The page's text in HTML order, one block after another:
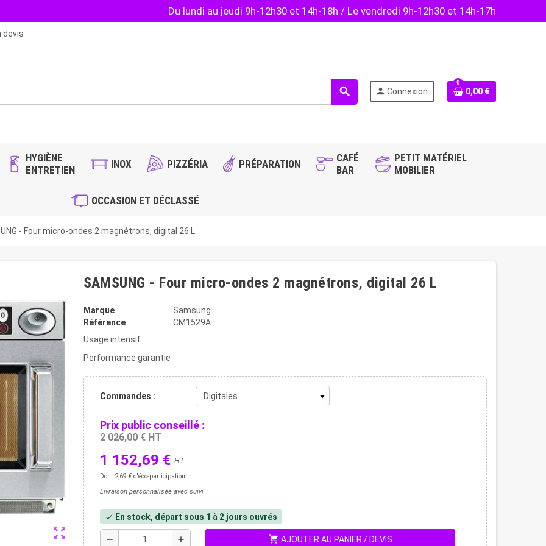
Du lundi au jeudi 9h-12h30 et 14h-18h / Le vendredi 9h-12h30 et 14h-17h
devis
search person Connexion
0
0,00 €
HYGIÈNE
ENTRETIEN
INOX PIZZÉRIA PRÉPARATION
CAFÉ
BAR
PETIT MATÉRIEL
MOBILIER
OCCASION ET DÉCLASSÉ
- Four micro-ondes 2 magnétrons, digital 26 L
zoom_out_map
SAMSUNG - Four micro-ondes 2 magnétrons, digital 26 L
Marque
Samsung
Référence
CM1529A
Usage intensif
Performance garantie
Commandes :
Prix public conseillé :
2 026,00 € HT
1 152,69 € HT
Dont 2,69 € d'éco-participation
Livraison personnalisée avec suivi
check En stock, départ sous 1 à 2 jours ouvrés
remove add shopping_cart AJOUTER AU PANIER / DEVIS